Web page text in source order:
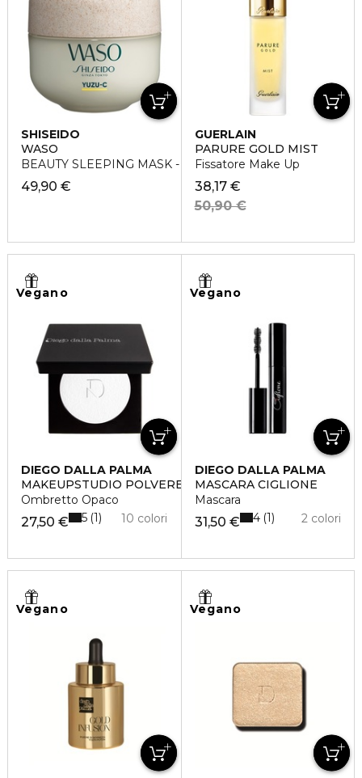
SHISEIDO
WASO
BEAUTY SLEEPING MASK - Maschera notte
49,90 €
GUERLAIN
PARURE GOLD MIST
Fissatore Make Up
38,17 €
50,90 €
Vegano
DIEGO DALLA PALMA
MAKEUPSTUDIO POLVERE COMPATTA PER OCCHI
Ombretto Opaco
27,50 € 10 colori
5 1
Vegano
DIEGO DALLA PALMA
MASCARA CIGLIONE
Mascara
31,50 € 2 colori
4 1
Vegano Vegano